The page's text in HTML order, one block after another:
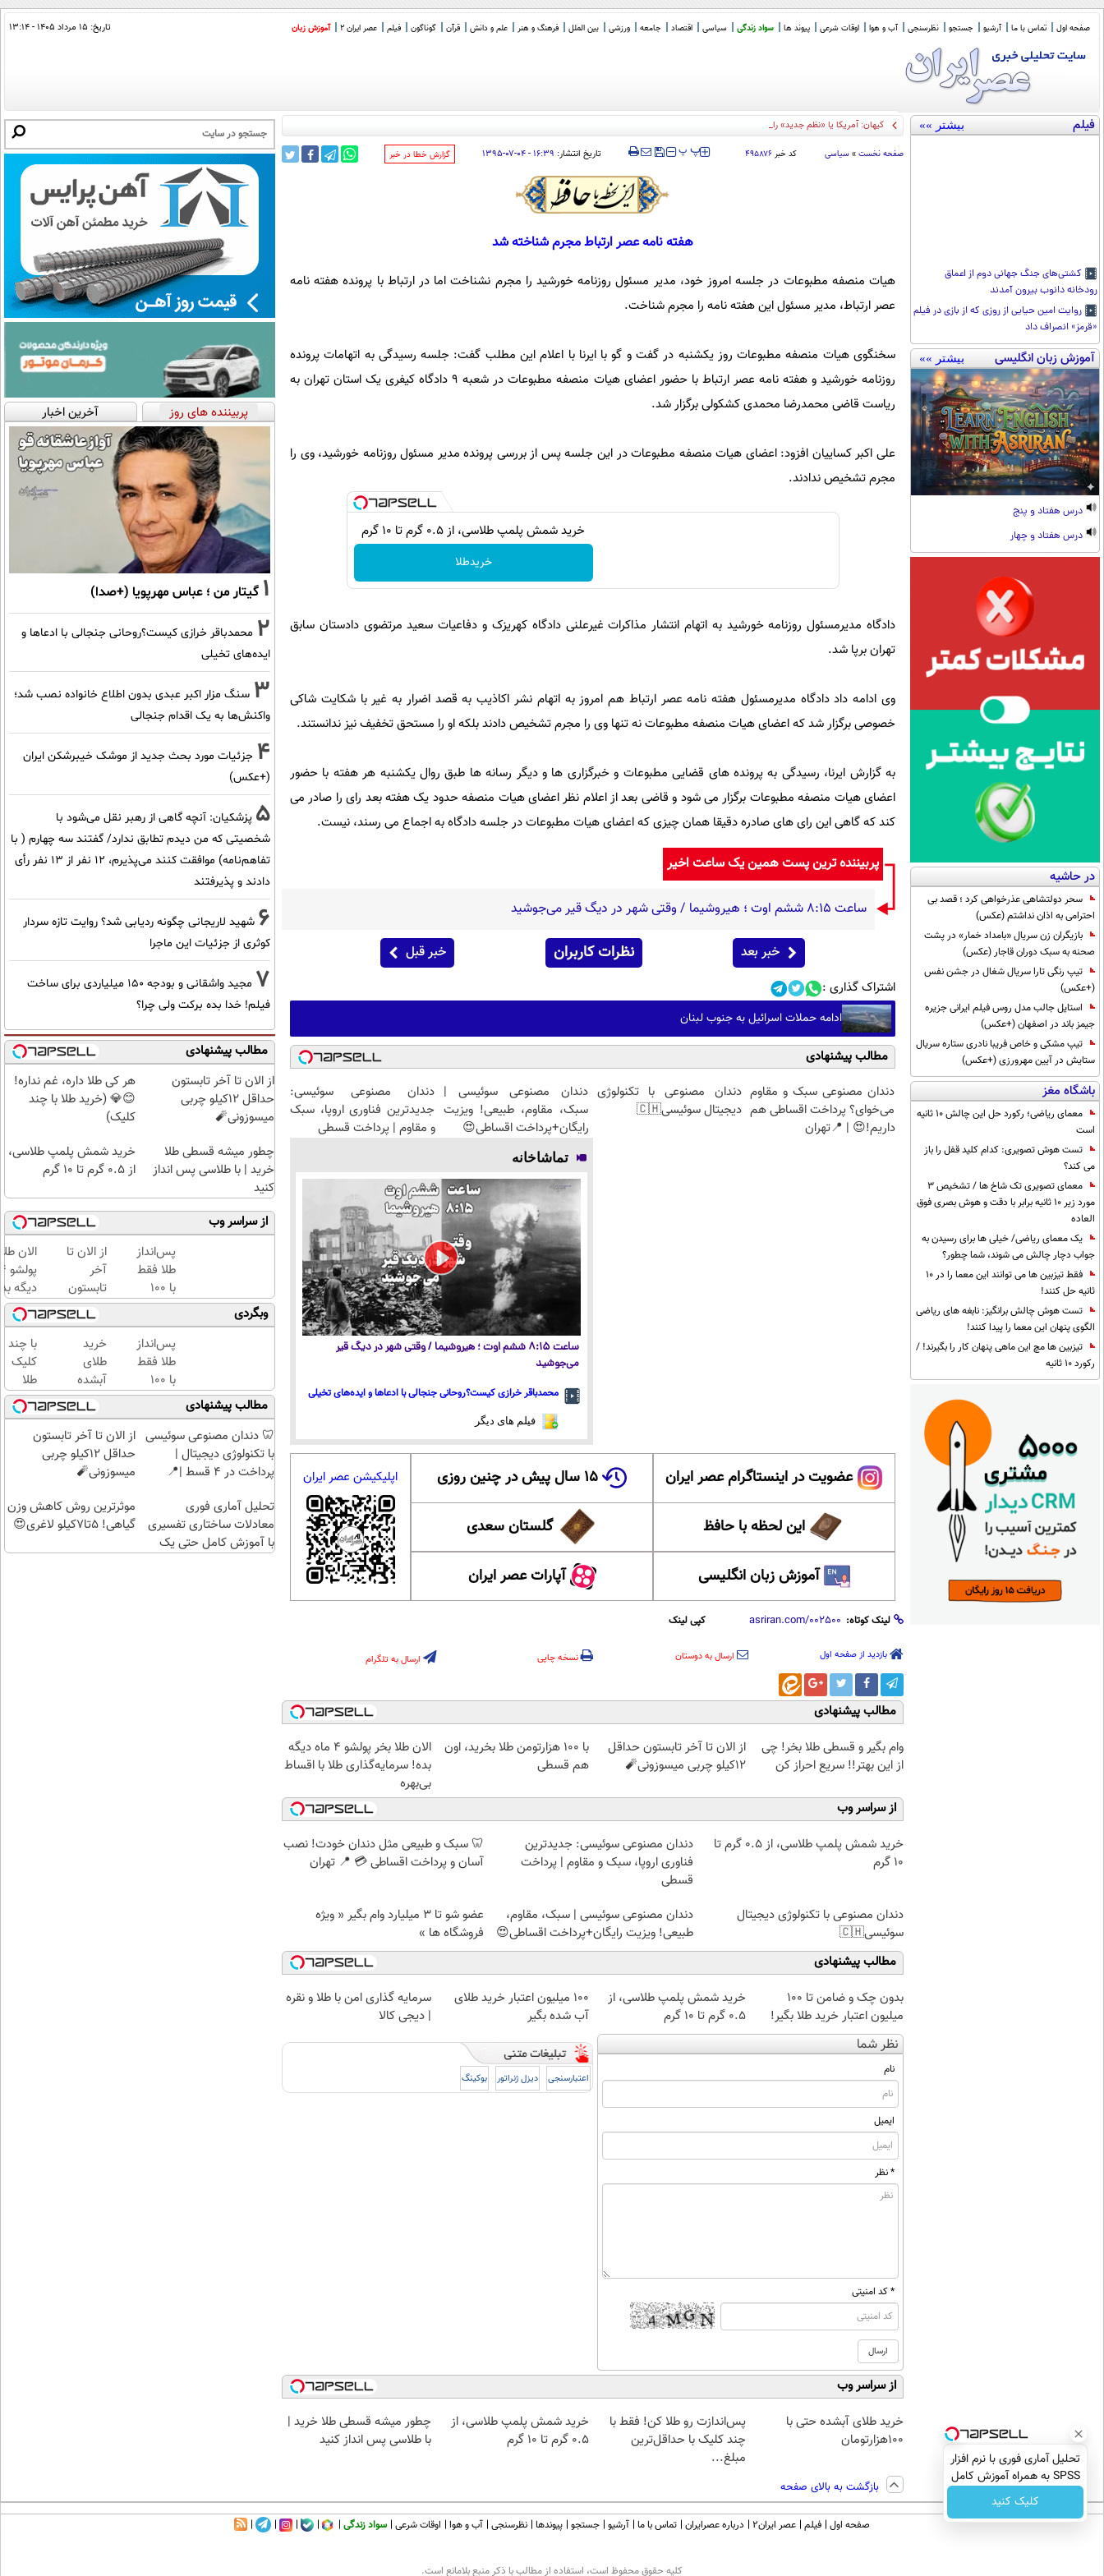
صفحه اول تماس با ما آرشیو جستجو نظرسنجی آب و هوا اوقات شرعی پیوند ها سواد زندگی سیاسی اقتصاد جامعه ورزشی بین الملل فرهنگ و هنر علم و دانش قرآن گوناگون فیلم عصر ایران 2 آموزش زبان تاریخ: ۱۵ مرداد ۱۴۰۵ - ۱۳:۱۴
فیلم بیشتر »»
کشتی‌های جنگ جهانی دوم از اعماق
رودخانه دانوب بیرون آمدند
روایت امین حیایی از روزی که از بازی در فیلم
«قرمز» انصراف داد
آموزش زبان انگلیسی بیشتر »»
درس هفتاد و پنج
درس هفتاد و چهار
در حاشیه
سحر دولتشاهی عذرخواهی کرد ؛ قصد بی
احترامی به اذان نداشتم (عکس)
بازیگران زن سریال «بامداد خمار» در پشت
صحنه به سبک دوران قاجار (عکس)
تیپ رنگی تارا سریال شغال در جشن نفس
(+عکس)
استایل جالب مدل روس فیلم ایرانی جزیره
جیمز باند در اصفهان (+عکس)
تیپ مشکی و خاص فریبا نادری ستاره سریال
ستایش در آیین مهرورزی (+عکس)
باشگاه مغز
معمای ریاضی؛ رکورد حل این چالش 10 ثانیه
است
تست هوش تصویری: کدام کلید قفل را باز
می کند؟
معمای تصویری تک شاخ ها / تشخیص 3
مورد زیر 10 ثانیه برابر با دقت و هوش بصری فوق
العاده
یک معمای ریاضی/ خیلی ها برای رسیدن به
جواب دچار چالش می شوند، شما چطور؟
فقط تیزبین ها می توانند این معما را در 10
ثانیه حل کنند!
تست هوش چالش برانگیز: نابغه های ریاضی
الگوی پنهان این معما را پیدا کنند!
تیزبین ها مچ این ماهی پنهان کار را بگیرند! /
رکورد 10 ثانیه
کیهان: آمریکا یا «نظم جدید» را می پذیرد یا فر
صفحه نخست » سیاسی کد خبر ۴۹۵۸۷۶ ‍‍‍ پ پ تاریخ انتشار: ۱۶:۳۹ - ۰۴-۰۷-۱۳۹۵ ‌گزارش خطا در خبر
هفته نامه عصر ارتباط مجرم شناخته شد
هیات منصفه مطبوعات در جلسه امروز خود، مدیر مسئول روزنامه خورشید را مجرم نشناخت اما در ارتباط با پرونده هفته نامه
عصر ارتباط، مدیر مسئول این هفته نامه را مجرم شناخت.
سخنگوی هیات منصفه مطبوعات روز یکشنبه در گفت و گو با ایرنا با اعلام این مطلب گفت: جلسه رسیدگی به اتهامات پرونده
روزنامه خورشید و هفته نامه عصر ارتباط با حضور اعضای هیات منصفه مطبوعات در شعبه 9 دادگاه کیفری یک استان تهران به
ریاست قاضی محمدرضا محمدی کشکولی برگزار شد.
علی اکبر کساییان افزود: اعضای هیات منصفه مطبوعات در این جلسه پس از بررسی پرونده مدیر مسئول روزنامه خورشید، وی را
مجرم تشخیص ندادند.
خرید شمش پلمپ طلاسی، از ۰.۵ گرم تا ۱۰ گرم
خریدطلا
دادگاه مدیرمسئول روزنامه خورشید به اتهام انتشار مذاکرات غیرعلنی دادگاه کهریزک و دفاعیات سعید مرتضوی دادستان سابق
تهران برپا شد.
وی ادامه داد دادگاه مدیرمسئول هفته نامه عصر ارتباط هم امروز به اتهام نشر اکاذیب به قصد اضرار به غیر با شکایت شاکی
خصوصی برگزار شد که اعضای هیات منصفه مطبوعات نه تنها وی را مجرم تشخیص دادند بلکه او را مستحق تخفیف نیز ندانستند.
به گزارش ایرنا، رسیدگی به پرونده های قضایی مطبوعات و خبرگزاری ها و دیگر رسانه ها طبق روال یکشنبه هر هفته با حضور
اعضای هیات منصفه مطبوعات برگزار می شود و قاضی بعد از اعلام نظر اعضای هیات منصفه حدود یک هفته بعد رای را صادر می
کند که گاهی این رای های صادره دقیقا همان چیزی که اعضای هیات مطبوعات در جلسه دادگاه به اجماع می رسند، نیست.
پربیننده ترین پست همین یک ساعت اخیر
ساعت ۸:۱۵ ششم اوت ؛ هیروشیما / وقتی شهر در دیگ قیر می‌جوشید
خبر بعد نظرات کاربران خبر قبل
اشتراک گذاری :
ادامه حملات اسرائیل به جنوب لبنان
مطالب پیشنهادی
دندان مصنوعی سبک و مقاوم
می‌خوای؟ پرداخت اقساطی هم
داریم!😍 | 📍تهران
دندان مصنوعی با تکنولوژی
دیجیتال سوئیسی🇨🇭
دندان مصنوعی سوئیسی |
سبک، مقاوم، طبیعی! ویزیت
رایگان+پرداخت اقساطی😍
دندان مصنوعی سوئیسی:
جدیدترین فناوری اروپا، سبک
و مقاوم | پرداخت قسطی
تماشاخانه
ساعت ۸:۱۵ ششم اوت ؛ هیروشیما / وقتی شهر در دیگ قیر
می‌جوشید
محمدباقر خرازی کیست؟روحانی جنجالی با ادعاها و ایده‌های تخیلی
فیلم های دیگر
عضویت در اینستاگرام عصر ایران ۱۵ سال پیش در چنین روزی
این لحظه با حافظ گلستان سعدی
آموزش زبان انگلیسی آپارات عصر ایران
اپلیکیشن عصر ایران
لینک کوتاه: کپی لینک
بازدید از صفحه اول ارسال به دوستان نسخه چاپی ارسال به تلگرام
مطالب پیشنهادی
وام بگیر و قسطی طلا بخر! چی
از این بهتر!! سریع احراز کن
از الان تا آخر تابستون حداقل
12کیلو چربی میسوزونی🧨
با ۱۰۰ هزارتومن طلا بخرید، اون
هم قسطی
الان طلا بخر پولشو 4 ماه دیگه
بده! سرمایه‌گذاری طلا با اقساط
بی‌بهره
از سراسر وب
خرید شمش پلمپ طلاسی، از ۰.۵ گرم تا
۱۰ گرم
دندان مصنوعی سوئیسی: جدیدترین
فناوری اروپا، سبک و مقاوم | پرداخت
قسطی
🦷 سبک و طبیعی مثل دندان خودت! نصب
آسان و پرداخت اقساطی 💳 📍 تهران
دندان مصنوعی با تکنولوژی دیجیتال
سوئیسی🇨🇭
دندان مصنوعی سوئیسی | سبک، مقاوم،
طبیعی! ویزیت رایگان+پرداخت اقساطی😍
عضو شو تا 3 میلیارد وام بگیر « ویژه
فروشگاه ها »
مطالب پیشنهادی
بدون چک و ضامن تا 100
میلیون اعتبار خرید طلا بگیر!
خرید شمش پلمپ طلاسی، از
۰.۵ گرم تا ۱۰ گرم
100 میلیون اعتبار خرید طلای
آب شده بگیر
سرمایه گذاری امن با طلا و نقره
| دیجی کالا
نظر شما
نام
ایمیل
* نظر
* کد امنیتی
اعتبارسنجی دیزل ژنراتور بوکینگ
از سراسر وب
خرید طلای آبشده حتی با
۱۰۰هزارتومان
پس‌اندازت رو طلا کن! فقط با
چند کلیک با حداقل‌ترین
مبلغ...
خرید شمش پلمپ طلاسی، از
۰.۵ گرم تا ۱۰ گرم
چطور میشه قسطی طلا خرید |
با طلاسی پس انداز کنید
بازگشت به بالای صفحه
پربیننده های روز آخرین اخبار
1 گیتار من ؛ عباس مهرپویا (+صدا)
2 محمدباقر خرازی کیست؟روحانی جنجالی با ادعاها و
ایده‌های تخیلی
3 سنگ مزار اکبر عبدی بدون اطلاع خانواده نصب شد؛
واکنش‌ها به یک اقدام جنجالی
4 جزئیات مورد بحث جدید از موشک خیبرشکن ایران
(+عکس)
5 پزشکیان‌: آنچه گاهی از رهبر نقل می‌شود با
شخصیتی که من دیدم تطابق ندارد/ گفتند سه چهارم ( با
تفاهم‌نامه) موافقت کنند می‌پذیرم، 12 نفر از 13 نفر رأی
دادند و پذیرفتند
6 شهید لاریجانی چگونه ردیابی شد؟ روایت تازه سردار
کوثری از جزئیات این ماجرا
7
مجید واشقانی و بودجه 150 میلیاردی برای ساخت
فیلم! خدا بده برکت ولی چرا؟
مطالب پیشنهادی
از الان تا آخر تابستون
حداقل 12کیلو چربی
میسوزونی🧨
هر کی طلا داره، غم نداره!
😊💎 (خرید طلا با چند
کلیک)
چطور میشه قسطی طلا
خرید | با طلاسی پس انداز
کنید
خرید شمش پلمپ طلاسی،
از ۰.۵ گرم تا ۱۰ گرم
از سراسر وب
پس‌انداز
طلا فقط
با ۱۰۰
هزارتومان
(امن و
راحت)
از الان تا
آخر
تابستون
حداقل
12کیلو
چربی
میسوزونی
🧨
الان
دیگه
طلا با
بی‌بهره
وبگردی
پس‌انداز
طلا فقط
با ۱۰۰
هزارتومان
(امن و
راحت)
خرید
طلای
آبشده
حتی با
۱۰۰هزارتومان
با چند
کلیک
طلا
(ثبت‌نام
کن |
بگیر)
مطالب پیشنهادی
🦷 دندان مصنوعی سوئیسی
با تکنولوژی دیجیتال |
پرداخت در 4 قسط |📍
از الان تا آخر تابستون
حداقل 12کیلو چربی
میسوزونی🧨
تحلیل آماری فوری
معادلات ساختاری تفسیری
با آموزش کامل حتی یک
موثرترین روش کاهش وزن
گیاهی! 5تا۷کیلو لاغری😍
تحلیل آماری فوری با نرم افزار
SPSS به همراه آموزش کامل
حتی یک روزه !!
کلیک کنید
صفحه اول فیلم عصر ایران۲ درباره عصرایران تماس با ما آرشیو جستجو پیوندها نظرسنجی آب و هوا اوقات شرعی سواد زندگی
كليه حقوق محفوظ است، استفاده از مطالب با ذكر منبع بلامانع است.